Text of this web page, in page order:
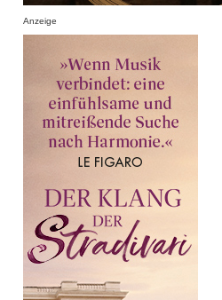
Anzeige